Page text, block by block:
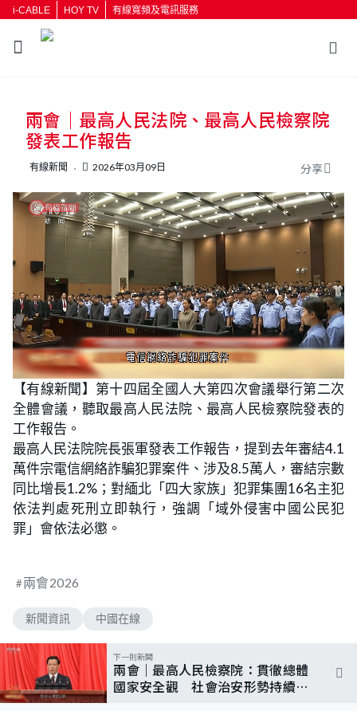
i-CABLE HOY TV 有線寬頻及電訊服務
按輸入鍵開始搜尋
兩會｜最高人民法院、最高人民檢察院
發表工作報告
有線新聞 2026年03月09日 分享
U
n
m
o
a
d
e
d
9
.
1
9
【有線新聞】第十四屆全國人大第四次會議舉行第二次
全體會議，聽取最高人民法院、最高人民檢察院發表的
工作報告。
最高人民法院院長張軍發表工作報告，提到去年審結4.1
萬件宗電信網絡詐騙犯罪案件、涉及8.5萬人，審結宗數
同比增長1.2%；對緬北「四大家族」犯罪集團16名主犯
依法判處死刑立即執行，強調「域外侵害中國公民犯
罪」會依法必懲。
兩會2026
新聞資訊 中國在線
下一則新聞
兩會｜最高人民檢察院：貫徹總體
國家安全觀 社會治安形勢持續向